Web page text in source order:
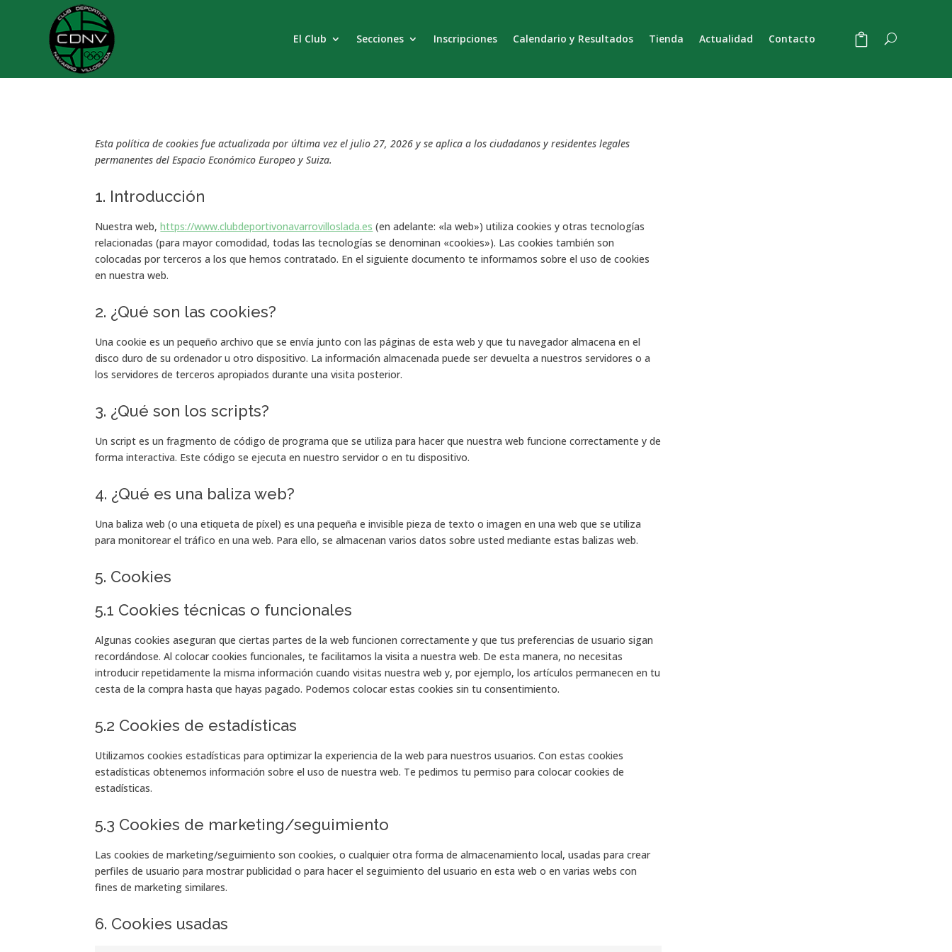
El Club Secciones Inscripciones Calendario y Resultados Tienda Actualidad Contacto
Esta política de cookies fue actualizada por última vez el julio 27, 2026 y se aplica a los ciudadanos y residentes legales
permanentes del Espacio Económico Europeo y Suiza.
1. Introducción
Nuestra web,https://www.clubdeportivonavarrovilloslada.es (en adelante: «la web») utiliza cookies y otras tecnologías
relacionadas (para mayor comodidad, todas las tecnologías se denominan «cookies»). Las cookies también son
colocadas por terceros a los que hemos contratado. En el siguiente documento te informamos sobre el uso de cookies
en nuestra web.
2. ¿Qué son las cookies?
Una cookie es un pequeño archivo que se envía junto con las páginas de esta web y que tu navegador almacena en el
disco duro de su ordenador u otro dispositivo. La información almacenada puede ser devuelta a nuestros servidores o a
los servidores de terceros apropiados durante una visita posterior.
3. ¿Qué son los scripts?
Un script es un fragmento de código de programa que se utiliza para hacer que nuestra web funcione correctamente y de
forma interactiva. Este código se ejecuta en nuestro servidor o en tu dispositivo.
4. ¿Qué es una baliza web?
Una baliza web (o una etiqueta de píxel) es una pequeña e invisible pieza de texto o imagen en una web que se utiliza
para monitorear el tráfico en una web. Para ello, se almacenan varios datos sobre usted mediante estas balizas web.
5. Cookies
5.1 Cookies técnicas o funcionales
Algunas cookies aseguran que ciertas partes de la web funcionen correctamente y que tus preferencias de usuario sigan
recordándose. Al colocar cookies funcionales, te facilitamos la visita a nuestra web. De esta manera, no necesitas
introducir repetidamente la misma información cuando visitas nuestra web y, por ejemplo, los artículos permanecen en tu
cesta de la compra hasta que hayas pagado. Podemos colocar estas cookies sin tu consentimiento.
5.2 Cookies de estadísticas
Utilizamos cookies estadísticas para optimizar la experiencia de la web para nuestros usuarios. Con estas cookies
estadísticas obtenemos información sobre el uso de nuestra web. Te pedimos tu permiso para colocar cookies de
estadísticas.
5.3 Cookies de marketing/seguimiento
Las cookies de marketing/seguimiento son cookies, o cualquier otra forma de almacenamiento local, usadas para crear
perfiles de usuario para mostrar publicidad o para hacer el seguimiento del usuario en esta web o en varias webs con
fines de marketing similares.
6. Cookies usadas